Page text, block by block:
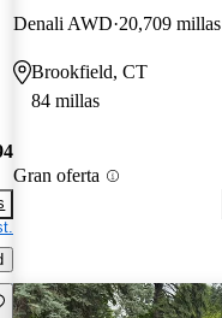
Denali AWD 20,709 millas
Brookfield, CT
84 millas
Gran oferta
este Aviso